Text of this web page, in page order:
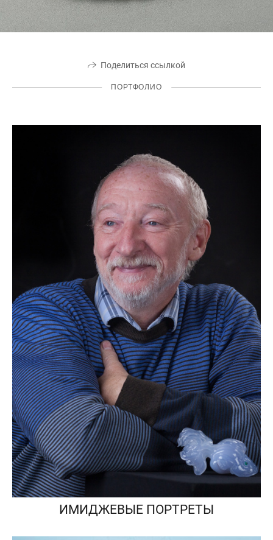
Поделиться ссылкой
ПОРТФОЛИО
ИМИДЖЕВЫЕ ПОРТРЕТЫ